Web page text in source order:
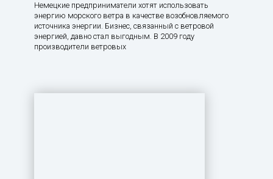
Немецкие предприниматели хотят использовать
энергию морского ветра в качестве возобновляемого
источника энергии. Бизнес, связанный с ветровой
энергией, давно стал выгодным. В 2009 году
производители ветровых